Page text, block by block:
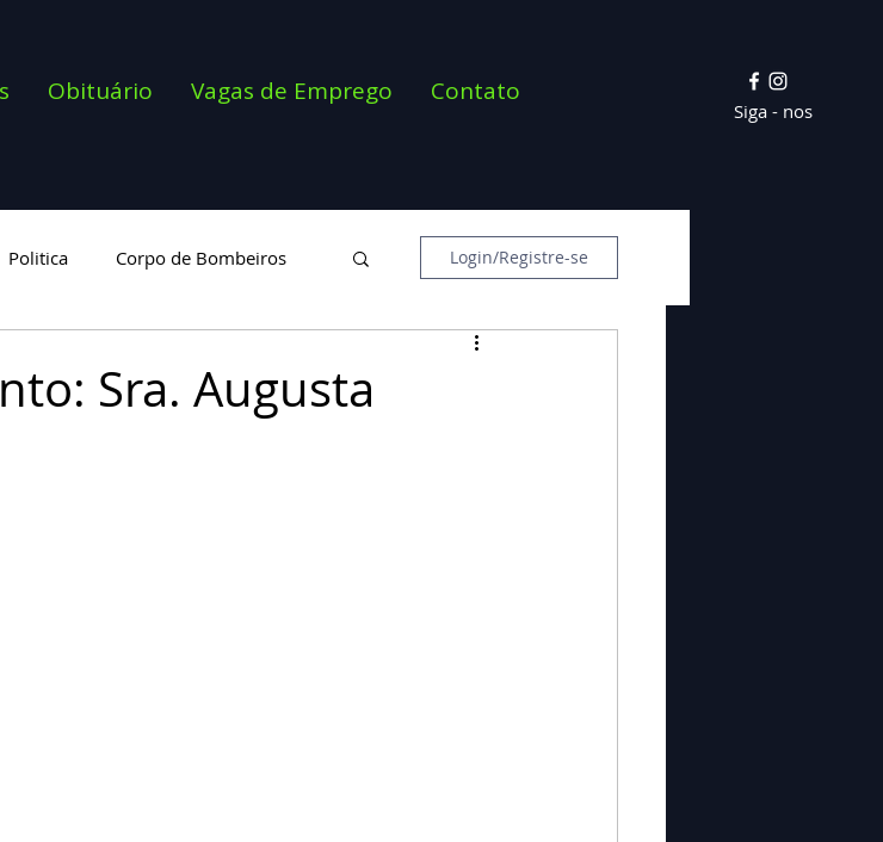
Obituário Vagas de Emprego Contato
Siga - nos
Politica Corpo de Bombeiros Login/Registre-se
Sra. Augusta